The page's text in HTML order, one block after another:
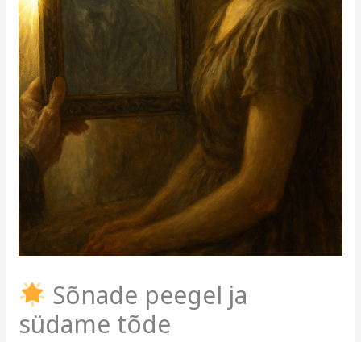
Sõnade peegel ja
südame tõde